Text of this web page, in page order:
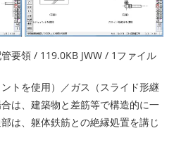
要領 / 119.0KB JWW / 1ファイル
トを使用）／ガス（スライド形継
は、建築物と差筋等で構造的に一
は、躯体鉄筋との絶縁処置を講じ